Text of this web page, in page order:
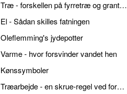
Træ - forskellen på fyrretræ og grantræ
El - Sådan skilles fatningen
Oleflemming's jydepotter
Varme - hvor forsvinder vandet hen
Kønssymboler
Træarbejde - en skrue-regel ved forboring